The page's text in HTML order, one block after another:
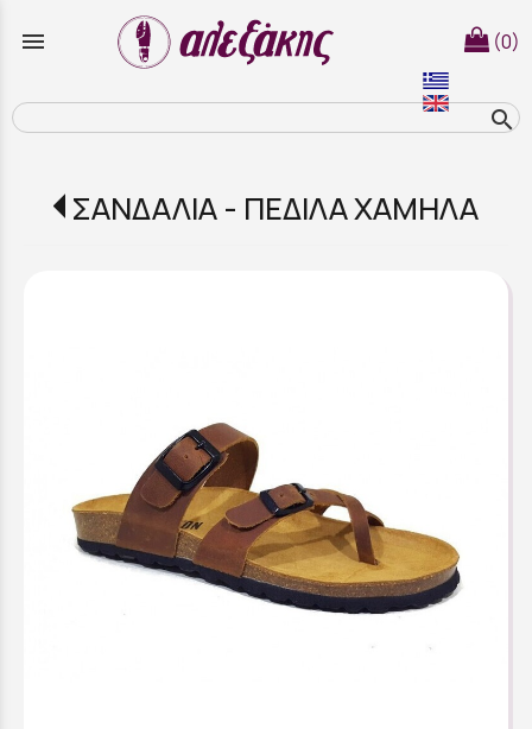
menu (0)
search
ΣΑΝΔΑΛΙΑ - ΠΕΔΙΛΑ ΧΑΜΗΛΑ